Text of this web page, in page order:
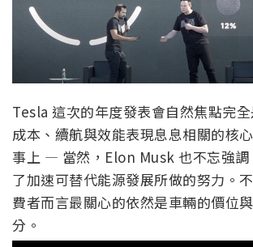
Tesla 這次的年度發表會自然焦點完
成本、續航與效能表現息息相關的核
事上 — 當然，Elon Musk 也不忘強調
了加速可替代能源發展所做的努力。
費者而言最關心的依然是車輛的價位
分。